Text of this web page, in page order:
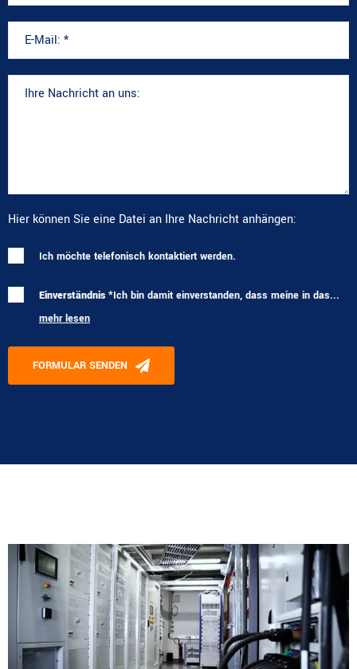
Hier können Sie eine Datei an Ihre Nachricht anhängen:
Ich möchte telefonisch kontaktiert werden.
Einverständnis *Ich bin damit einverstanden, dass meine in das...
mehr lesen
Please leave this field empty.
FORMULAR SENDEN